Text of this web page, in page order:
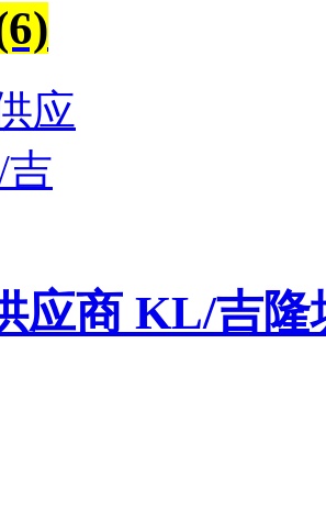
应商 KL/吉